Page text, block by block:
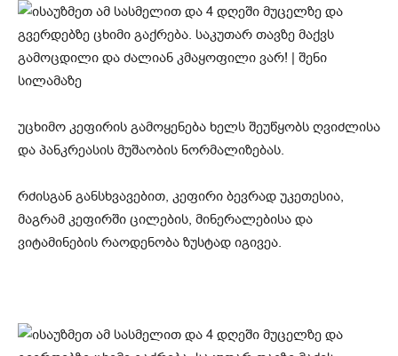
უცხიმო კეფირის გამოყენება ხელს შეუწყობს ღვიძლისა
და პანკრეასის მუშაობის ნორმალიზებას.
რძისგან განსხვავებით, კეფირი ბევრად უკეთესია,
მაგრამ კეფირში ცილების, მინერალებისა და
ვიტამინების რაოდენობა ზუსტად იგივეა.